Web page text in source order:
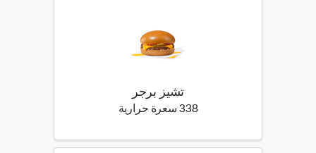
تشيز برجر
338 سعرة حرارية